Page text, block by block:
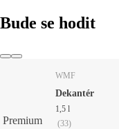
Bude se hodit
Premium
WMF
Dekantér
1,5 l
(33)